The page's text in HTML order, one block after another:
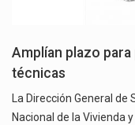
Amplían plazo
técnicas
La Dirección General
Nacional de la Vivienda